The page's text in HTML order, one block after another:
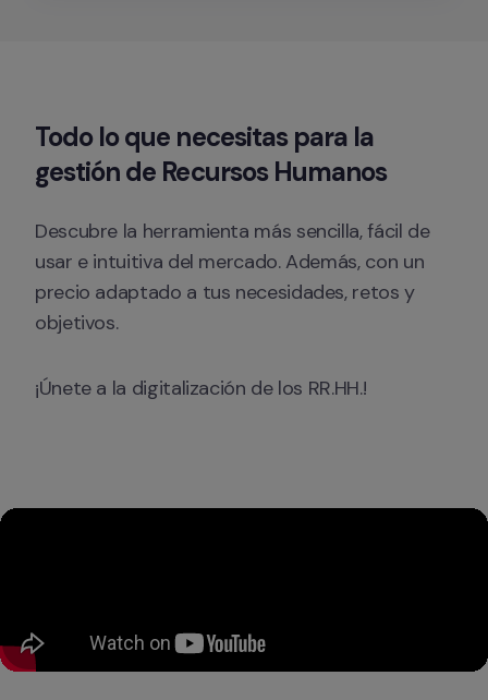
Todo lo que necesitas para la
gestión de Recursos Humanos
Descubre la herramienta más sencilla, fácil de
usar e intuitiva del mercado. Además, con un
precio adaptado a tus necesidades, retos y
objetivos.
¡Únete a la digitalización de los RR.HH.!